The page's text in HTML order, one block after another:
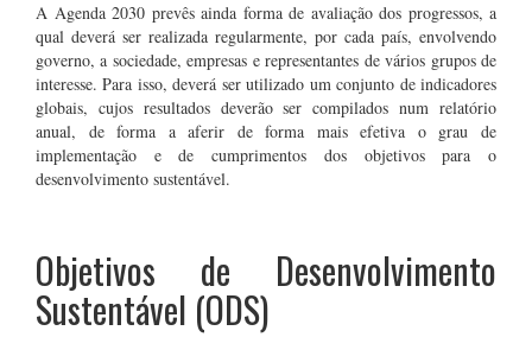
A Agenda 2030 prevês ainda forma de avaliação dos progressos, a
qual deverá ser realizada regularmente, por cada país, envolvendo
governo, a sociedade, empresas e representantes de vários grupos de
interesse. Para isso, deverá ser utilizado um conjunto de indicadores
globais, cujos resultados deverão ser compilados num relatório
anual, de forma a aferir de forma mais efetiva o grau de
implementação e de cumprimentos dos objetivos para o
desenvolvimento sustentável.
Objetivos de Desenvolvimento
Sustentável (ODS)